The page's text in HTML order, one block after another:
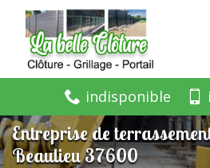
indisponible
Entreprise de
Beaulieu 37600